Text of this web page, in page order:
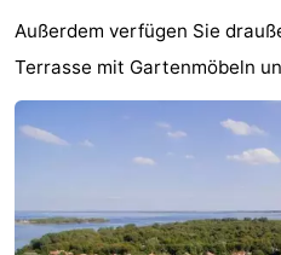
Ginsterveld
-
Julianahoeve
-
Livingstone
-
Greve
Port
-
Außerdem verfügen Sie
Terrasse mit Gartenmöbeln